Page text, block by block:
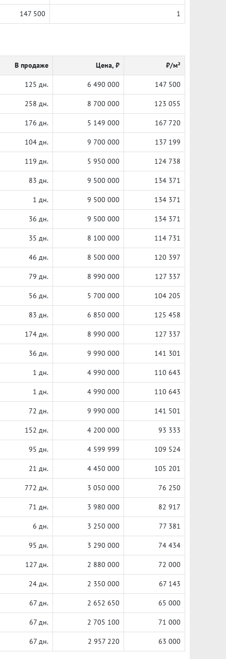
147 500 1
В продаже Цена, ₽ ₽/м²
125 дн. 6 490 000 147 500
258 дн. 8 700 000 123 055
176 дн. 5 149 000 167 720
104 дн. 9 700 000 137 199
119 дн. 5 950 000 124 738
83 дн. 9 500 000 134 371
1 дн. 9 500 000 134 371
36 дн. 9 500 000 134 371
35 дн. 8 100 000 114 731
46 дн. 8 500 000 120 397
79 дн. 8 990 000 127 337
56 дн. 5 700 000 104 205
83 дн. 6 850 000 125 458
174 дн. 8 990 000 127 337
36 дн. 9 990 000 141 301
1 дн. 4 990 000 110 643
1 дн. 4 990 000 110 643
72 дн. 9 990 000 141 501
152 дн. 4 200 000 93 333
95 дн. 4 599 999 109 524
21 дн. 4 450 000 105 201
772 дн. 3 050 000 76 250
71 дн. 3 980 000 82 917
6 дн. 3 250 000 77 381
95 дн. 3 290 000 74 434
127 дн. 2 880 000 72 000
24 дн. 2 350 000 67 143
67 дн. 2 652 650 65 000
67 дн. 2 705 100 71 000
67 дн. 2 957 220 63 000